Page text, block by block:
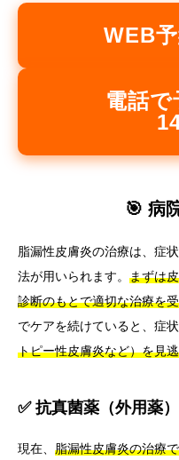
WEB
電話
🎯 病
脂漏性皮膚炎の治療は、症
法が用いられます。 まずは
診断のもとで適切な治療を
でケアを続けていると、症状
トピー性皮膚炎など）を見
✅ 抗真菌薬（外用薬）
現在、 脂漏性皮膚炎の治療